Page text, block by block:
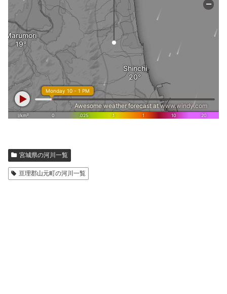
宮城県の河川一覧
亘理郡山元町の河川一覧